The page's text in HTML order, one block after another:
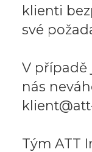
klienti
své
V případě
nás
Tým ATT